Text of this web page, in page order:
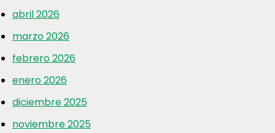
abril 2026
marzo 2026
febrero 2026
enero 2026
diciembre 2025
noviembre 2025